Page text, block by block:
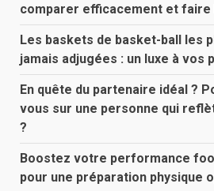
comparer efficacement et faire
Les baskets de basket-ball les
jamais adjugées : un luxe à vos
En quête du partenaire idéal ?
vous sur une personne qui
?
Boostez votre performance
pour une préparation physique